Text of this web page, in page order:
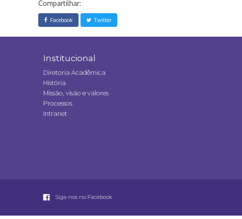
Compartilhar:
Facebook Twitter
Institucional
Diretoria Acadêmica
História
Missão, visão e valores
Processos
Intranet
Siga-nos no Facebook